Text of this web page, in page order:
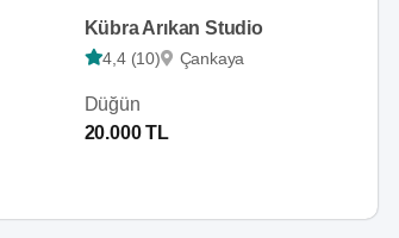
Kübra Arıkan Studio
4,4 (10) Çankaya
Düğün
20.000 TL